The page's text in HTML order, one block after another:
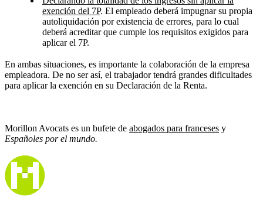
exención del 7P. El empleado deberá impugnar su propia
autoliquidación por existencia de errores, para lo cual
deberá acreditar que cumple los requisitos exigidos para
aplicar el 7P.
En ambas situaciones, es importante la colaboración de la empresa
empleadora. De no ser así, el trabajador tendrá grandes dificultades
para aplicar la exención en su Declaración de la Renta.
Morillon Avocats es un bufete de abogados para franceses y
Españoles por el mundo.